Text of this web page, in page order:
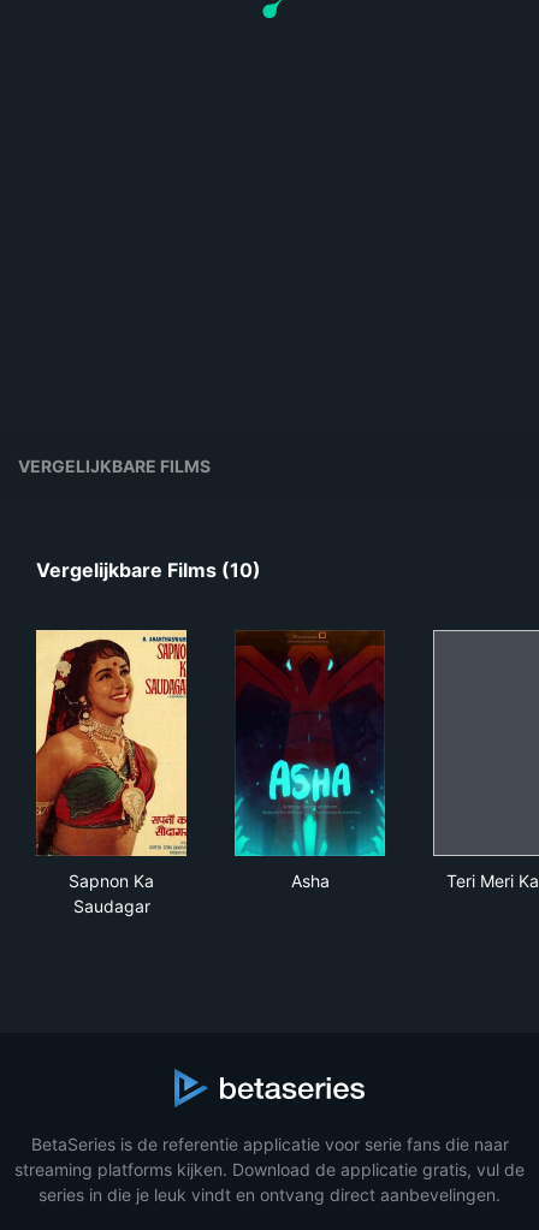
VERGELIJKBARE FILMS
Vergelijkbare Films (10)
Sapnon Ka
Saudagar
Asha Teri Meri
BetaSeries is de referentie applicatie voor serie fans die naar
streaming platforms kijken. Download de applicatie gratis, vul de
series in die je leuk vindt en ontvang direct aanbevelingen.